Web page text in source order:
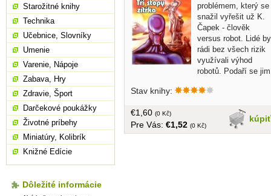
problémem, který se
snažil vyřešit už K.
Čapek - člověk
versus robot. Lidé by
rádi bez všech rizik
využívali výhod
robotů. Podaří se jim
karta se obrátí?.. v češtine, brožovaná,
Stav knihy:
kúpiť
€1,60 (0 Kč)
Pre Vás: €1,52 (0 Kč)
Starožitné knihy
Technika
Učebnice, Slovníky
Umenie
Varenie, Nápoje
Zabava, Hry
Zdravie, Šport
Darčekové poukážky
Životné príbehy
Miniatúry, Kolibrík
Knižné Edície
Dôležité informácie